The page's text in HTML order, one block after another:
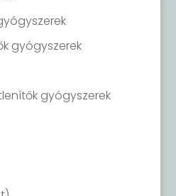
gyógyszerek
gyógyszerek